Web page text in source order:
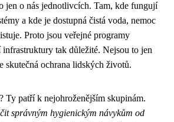
jen o nás jednotlivcích. Tam, kde fungují
a kde je dostupná čistá voda, nemoc
Proto jsou veřejné programy
infrastruktury tak důležité. Nejsou to jen
skutečná ochrana lidských životů.
Ty patří k nejohroženějším skupinám.
správným hygienickým návykům od